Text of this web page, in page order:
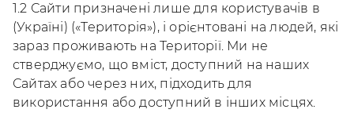
1.2 Сайти призначені лише для користувачів в
(Україні) («Територія»), і орієнтовані на людей, які
зараз проживають на Території. Ми не
стверджуємо, що вміст, доступний на наших
Сайтах або через них, підходить для
використання або доступний в інших місцях.